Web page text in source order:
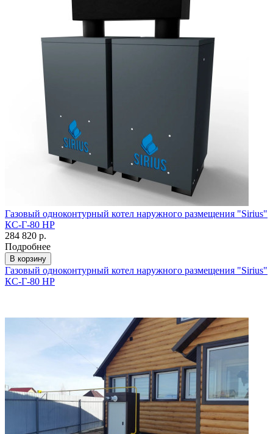
Газовый одноконтурный котел наружного размещения "Sirius"
КС-Г-80 НР
284 820 р.
Подробнее
В корзину
Газовый одноконтурный котел наружного размещения "Sirius"
КС-Г-80 НР